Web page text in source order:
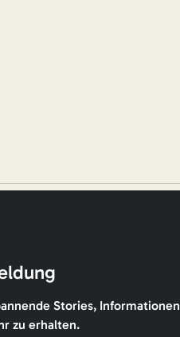
Stories,
zu erhalten.